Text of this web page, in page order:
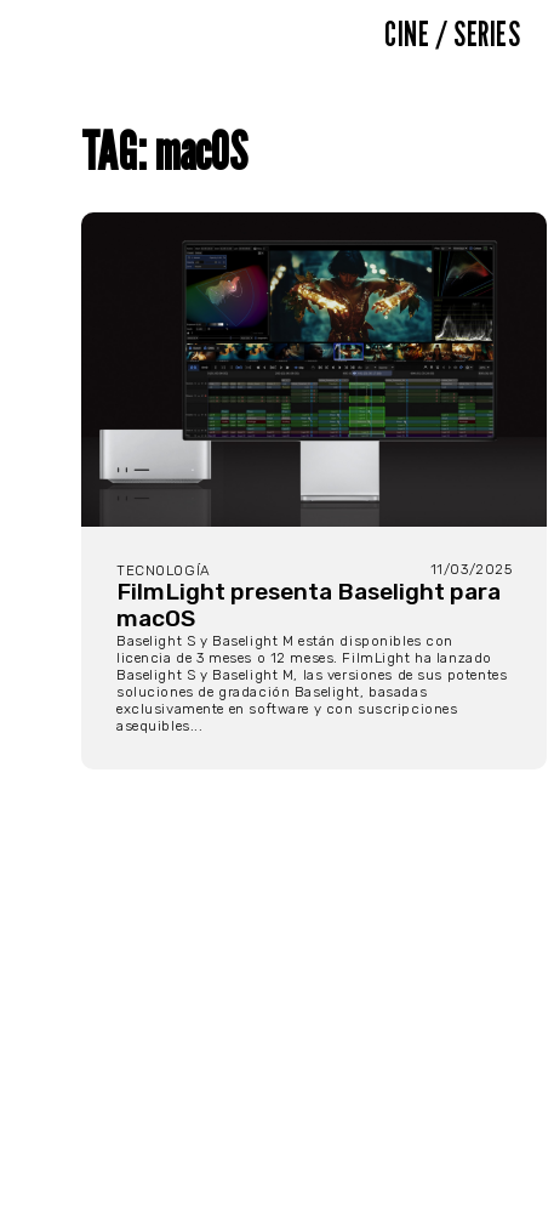
CINE / SERIES
TAG: macOS
TECNOLOGÍA 11/03/2025
FilmLight presenta Baselight para
macOS
Baselight S y Baselight M están disponibles con
licencia de 3 meses o 12 meses. FilmLight ha lanzado
Baselight S y Baselight M, las versiones de sus potentes
soluciones de gradación Baselight, basadas
exclusivamente en software y con suscripciones
asequibles...